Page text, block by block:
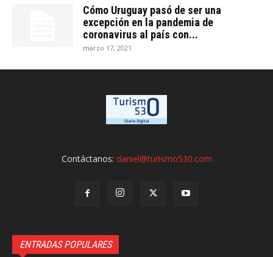
Cómo Uruguay pasó de ser una
excepción en la pandemia de
coronavirus al país con...
marzo 17, 2021
Contáctanos: daniel@turismo530.com
ENTRADAS POPULARES